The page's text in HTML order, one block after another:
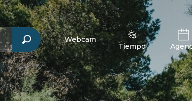
Webcam
Tiempo